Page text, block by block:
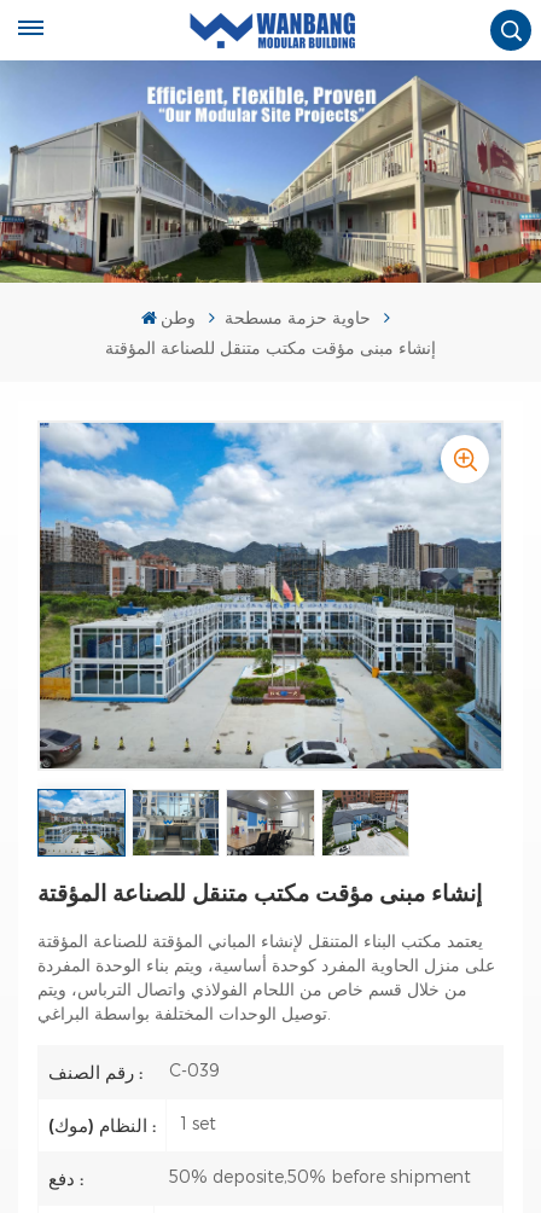
وطن
حاوية حزمة مسطحة
إنشاء مبنى مؤقت مكتب متنقل للصناعة المؤقتة
إنشاء مبنى مؤقت مكتب متنقل للصناعة المؤقتة
يعتمد مكتب البناء المتنقل لإنشاء المباني المؤقتة للصناعة المؤقتة
على منزل الحاوية المفرد كوحدة أساسية، ويتم بناء الوحدة المفردة
من خلال قسم خاص من اللحام الفولاذي واتصال الترباس، ويتم
رقم الصنف : C-039
النظام (موك) : 1 set
دفع : 50% deposite,50% before shipment